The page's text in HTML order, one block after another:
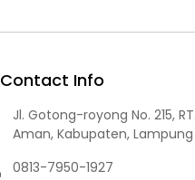
Contact Info
Jl. Gotong-royong No. 215,
Aman, Kabupaten, Lampung
0813-7950-1927